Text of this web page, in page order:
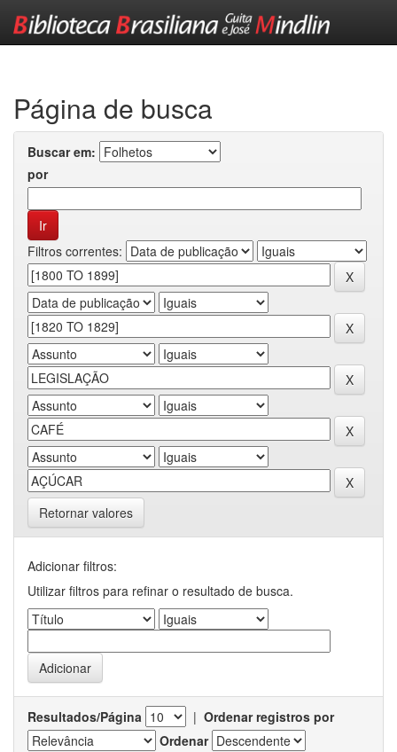
Página de busca
Buscar em:
por
Filtros correntes:
Retornar valores
Adicionar filtros:
Utilizar filtros para refinar o resultado de busca.
Resultados/Página | Ordenar registros por
Ordenar